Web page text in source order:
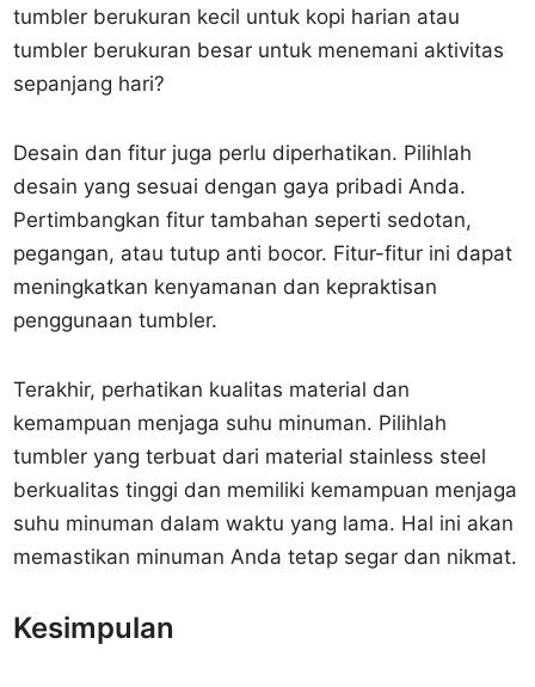
tumbler berukuran kecil untuk kopi harian atau
tumbler berukuran besar untuk menemani aktivitas
sepanjang hari?
Desain dan fitur juga perlu diperhatikan. Pilihlah
desain yang sesuai dengan gaya pribadi Anda.
Pertimbangkan fitur tambahan seperti sedotan,
pegangan, atau tutup anti bocor. Fitur-fitur ini dapat
meningkatkan kenyamanan dan kepraktisan
penggunaan tumbler.
Terakhir, perhatikan kualitas material dan
kemampuan menjaga suhu minuman. Pilihlah
tumbler yang terbuat dari material stainless steel
berkualitas tinggi dan memiliki kemampuan menjaga
suhu minuman dalam waktu yang lama. Hal ini akan
memastikan minuman Anda tetap segar dan nikmat.
Kesimpulan